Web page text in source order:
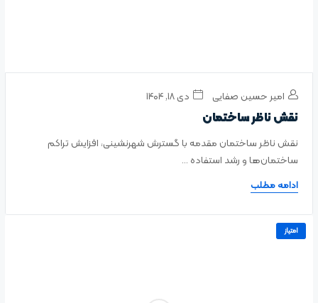
امیر حسین صفایی دی ۱۸, ۱۴۰۴
نقش ناظر ساختمان
نقش ناظر ساختمان مقدمه با گسترش شهرنشینی، افزایش تراکم
ساختمان‌ها و رشد استفاده ...
ادامه مطلب
امتیاز